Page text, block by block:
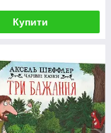
Купити